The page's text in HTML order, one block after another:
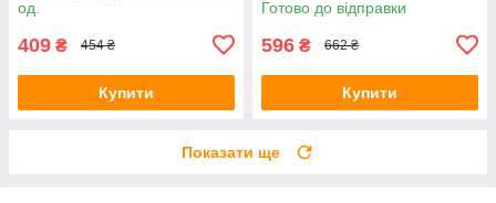
од.
409 ₴ 454 ₴
Купити
Готово до відправки
596 ₴ 662 ₴
Купити
Показати ще